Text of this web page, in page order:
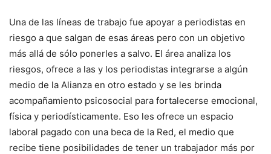
Una de las líneas de trabajo fue apoyar a periodistas en
riesgo a que salgan de esas áreas pero con un objetivo
más allá de sólo ponerles a salvo. El área analiza los
riesgos, ofrece a las y los periodistas integrarse a algún
medio de la Alianza en otro estado y se les brinda
acompañamiento psicosocial para fortalecerse emocional,
física y periodísticamente. Eso les ofrece un espacio
laboral pagado con una beca de la Red, el medio que
recibe tiene posibilidades de tener un trabajador más por